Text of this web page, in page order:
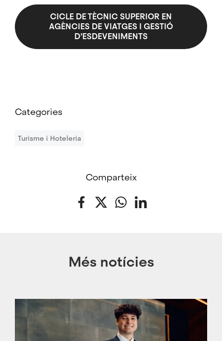
CICLE DE TÈCNIC SUPERIOR EN
AGÈNCIES DE VIATGES I GESTIÓ
D’ESDEVENIMENTS
Categories
Turisme i Hoteleria
Comparteix
Facebook
Twitter WhatsApp
Més notícies